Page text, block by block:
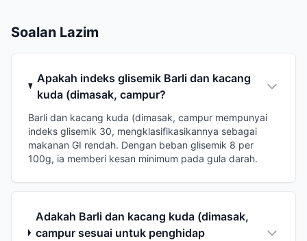
Soalan Lazim
Apakah indeks glisemik Barli dan kacang
kuda (dimasak, campur?
Barli dan kacang kuda (dimasak, campur mempunyai
indeks glisemik 30, mengklasifikasikannya sebagai
makanan GI rendah. Dengan beban glisemik 8 per
100g, ia memberi kesan minimum pada gula darah.
Adakah Barli dan kacang kuda (dimasak,
campur sesuai untuk penghidap